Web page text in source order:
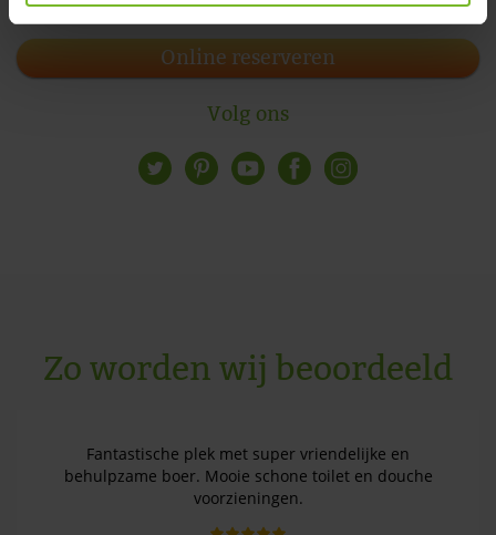
Online reserveren
Volg ons
Zo worden wij beoordeeld
Fantastische plek met super vriendelijke en
behulpzame boer. Mooie schone toilet en douche
voorzieningen.